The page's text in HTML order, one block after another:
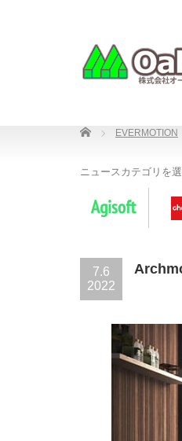
Home EVERMOTION
ニュースカテゴリを
7.6
2022